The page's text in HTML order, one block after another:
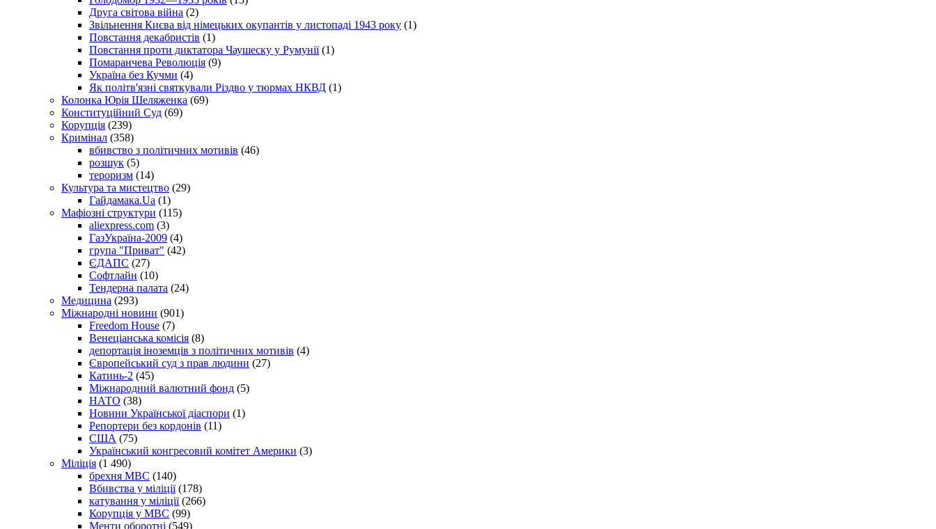
Друга світова війна (2)
Звільнення Києва від німецьких окупантів у листопаді 1943 року (1)
Повстання декабристів (1)
Повстання проти диктатора Чаушеску у Румунії(1)
Помаранчева Революція (9)
Україна без Кучми (4)
Як політв'язні святкували Різдво у тюрмах НКВД (1)
Колонка Юрія Шеляженка (69)
Конституційний Суд (69)
Корупція (239)
Кримінал (358)
вбивство з політичних мотивів (46)
розшук (5)
тероризм (14)
Культура та мистецтво (29)
Гайдамака.Ua (1)
Мафіозні структури (115)
aliexpress.com (3)
ГазУкраїна-2009 (4)
група "Приват" (42)
ЄДАПС (27)
Софтлайн (10)
Тендерна палата (24)
Медицина (293)
Міжнародні новини (901)
Freedom House (7)
Венеціанська комісія (8)
депортація іноземців з політичних мотивів (4)
Європейський суд з прав людини (27)
Катинь-2 (45)
Міжнародний валютний фонд (5)
НАТО (38)
Новини Української діаспори (1)
Репортери без кордонів (11)
США (75)
Український конгресовий комітет Америки (3)
Міліція (1 490)
брехня МВС (140)
Вбивства у міліції(178)
катування у міліції(266)
Корупція у МВС (99)
Менти оборотні (549)